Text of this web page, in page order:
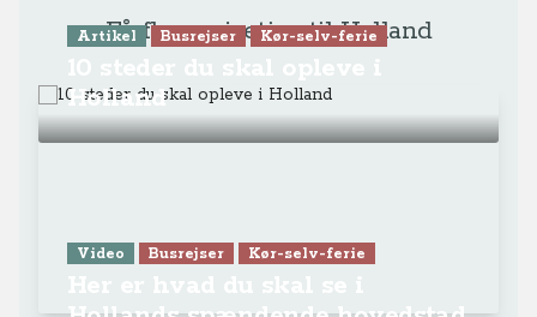
Få flere rejsetips til Holland
Artikel Busrejser Kør-selv-ferie
Holland
Video Busrejser Kør-selv-ferie